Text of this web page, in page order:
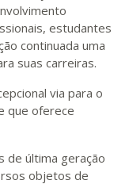
estudantes
continuada uma
suas carreiras.
via para o
que oferece
de última geração
objetos de